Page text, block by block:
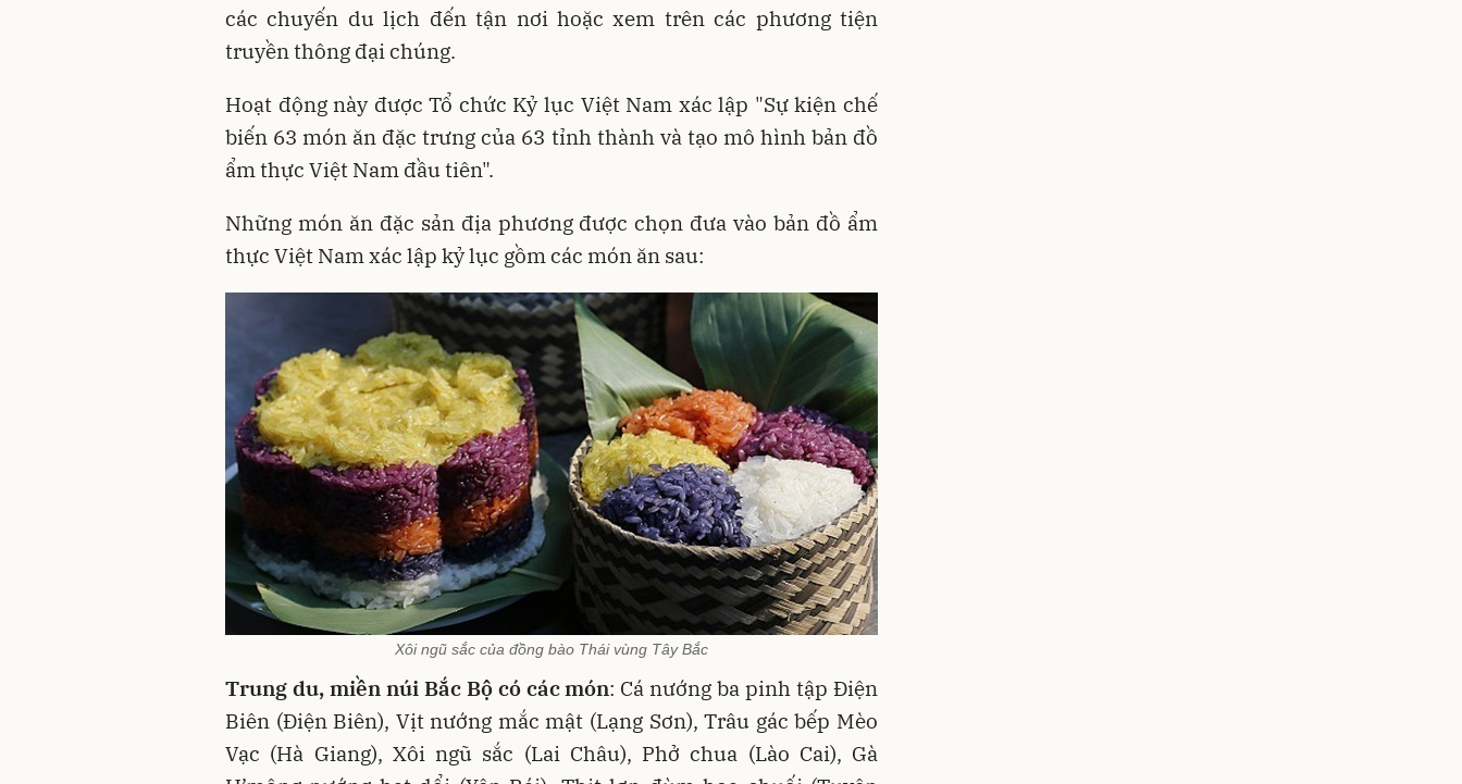
các chuyến du lịch đến tận nơi hoặc xem trên các phương tiện
truyền thông đại chúng.
Hoạt động này được Tổ chức Kỷ lục Việt Nam xác lập "Sự kiện chế
biến 63 món ăn đặc trưng của 63 tỉnh thành và tạo mô hình bản đồ
ẩm thực Việt Nam đầu tiên".
Những món ăn đặc sản địa phương được chọn đưa vào bản đồ ẩm
thực Việt Nam xác lập kỷ lục gồm các món ăn sau:
Xôi ngũ sắc của đồng bào Thái vùng Tây Bắc
Trung du, miền núi Bắc Bộ có các món: Cá nướng ba pinh tập Điện
Biên (Điện Biên), Vịt nướng mắc mật (Lạng Sơn), Trâu gác bếp Mèo
Vạc (Hà Giang), Xôi ngũ sắc (Lai Châu), Phở chua (Lào Cai), Gà